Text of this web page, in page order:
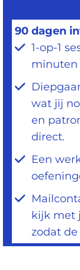
90 dagen
1-op-1
minuten
wat jij
en
direct.
Een
kijk met
zodat